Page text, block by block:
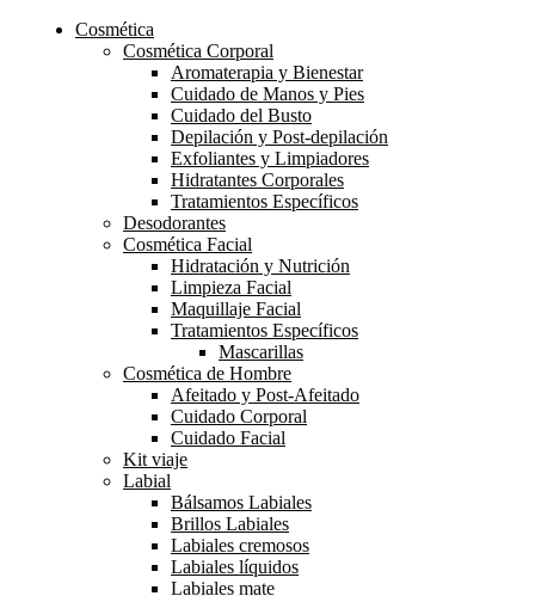
Cosmética
Cosmética Corporal
Aromaterapia y Bienestar
Cuidado de Manos y Pies
Cuidado del Busto
Depilación y Post-depilación
Exfoliantes y Limpiadores
Hidratantes Corporales
Tratamientos Específicos
Desodorantes
Cosmética Facial
Hidratación y Nutrición
Limpieza Facial
Maquillaje Facial
Tratamientos Específicos
Mascarillas
Cosmética de Hombre
Afeitado y Post-Afeitado
Cuidado Corporal
Cuidado Facial
Kit viaje
Labial
Bálsamos Labiales
Brillos Labiales
Labiales cremosos
Labiales líquidos
Labiales mate